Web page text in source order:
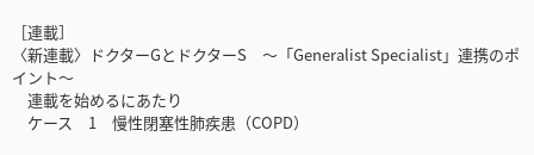
［連載］
〈新連載〉ドクターGとドクターS ～「Generalist Specialist」連携のポ
イント～
連載を始めるにあたり
ケース 1 慢性閉塞性肺疾患（COPD）